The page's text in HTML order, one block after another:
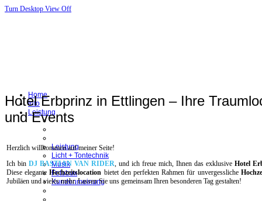
Turn Desktop View Off
Home
Info
Leistung
Leistung
Licht + Tontechnik
Musik
Fotobox
Kundenmeinung
Hotel Erbprinz in Ettlingen – Ihre
und Events
Herzlich willkommen auf meiner Seite!
Ich bin DJ BASTIAN VAN RIDER, und ich freue mich, Ihnen das exklusive Hotel
Diese eleganteHochzeitslocation bietet den perfekten Rahmen für unvergessliche
Jubiläen und vieles mehr. Lassen Sie uns gemeinsam Ihren besonderen Tag gestalten!